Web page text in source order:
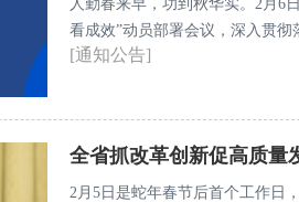
人勤春来早，功到秋华实。2月6
看成效”动员部署会议，深入贯
要讲话精神，具化落实省委、省
[通知公告]
全省抓改革创新促高质量
2月5日是蛇年春节后首个工作日